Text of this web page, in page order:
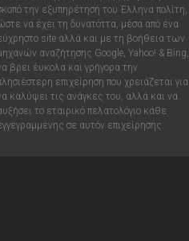
την εξυπηρέτηση του Έλληνα πολίτη,
να έχει τη δυνατόττα, μέσα από ένα
site αλλά και με τη βοήθεια των
αναζήτησης Google, Yahoo! & Bing,
βρει έυκολα και γρήγορα την
επιχείρηση που χρειάζεται για
καλύψει τις ανάγκες του, αλλά και να
το εταιρικό πελατολόγιο κάθε
σε αυτόν επιχείρησης.